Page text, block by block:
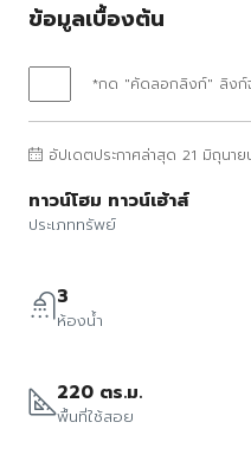
ข้อมูลเบื้องต้น
*กด "คัดลอกลิงก์" ลิงก์จ
อัปเดตประกาศล่าสุด 21 มิถุนา
ทาวน์โฮม ทาวน์เฮ้าส์
ประเภททรัพย์
3
ห้องน้ำ
220 ตร.ม.
พื้นที่ใช้สอย